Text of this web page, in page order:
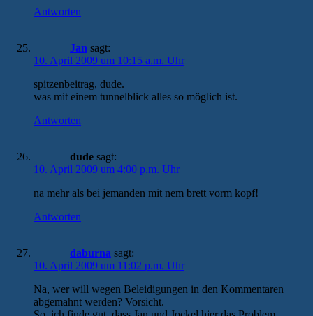
Antworten
Jan sagt:
10. April 2009 um 10:15 a.m. Uhr
spitzenbeitrag, dude.
was mit einem tunnelblick alles so möglich ist.
Antworten
dude sagt:
10. April 2009 um 4:00 p.m. Uhr
na mehr als bei jemanden mit nem brett vorm kopf!
Antworten
daburna sagt:
10. April 2009 um 11:02 p.m. Uhr
Na, wer will wegen Beleidigungen in den Kommentaren
abgemahnt werden? Vorsicht.